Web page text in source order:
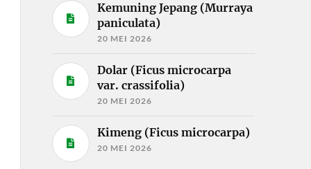
Kemuning Jepang (Murraya
paniculata)
20 MEI 2026
Dolar (Ficus microcarpa
var. crassifolia)
20 MEI 2026
Kimeng (Ficus microcarpa)
20 MEI 2026